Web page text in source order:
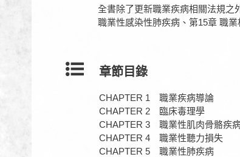
全書除了更新職業疾病相關法規之
職業性感染性肺疾病、第15章 職
章節目錄
CHAPTER 1 職業疾病導論
CHAPTER 2 臨床毒理學
CHAPTER 3 職業性肌肉骨骼疾
CHAPTER 4 職業性聽力損失
CHAPTER 5 職業性肺疾病